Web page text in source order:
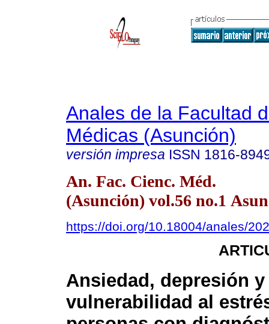
Anales de la Facultad
Médicas (Asunción)
versión impresa ISSN 1816-
An. Fac. Cienc. Méd.
(Asunción) vol.56 no.1
https://doi.org/10.18004/anales/
Ansiedad, depresión y
vulnerabilidad al